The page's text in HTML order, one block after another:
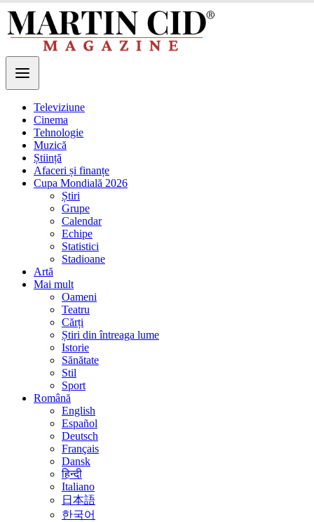
Televiziune
Cinema
Tehnologie
Muzică
Știință
Afaceri și finanțe
Cupa Mondială 2026
Știri
Grupe
Calendar
Echipe
Statistici
Stadioane
Artă
Mai mult
Oameni
Teatru
Cărți
Știri din întreaga lume
Istorie
Sănătate
Stil
Sport
Română
English
Español
Deutsch
Français
Dansk
हिन्दी
Italiano
日本語
한국어